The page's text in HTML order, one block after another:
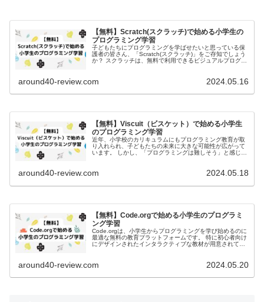
【無料】Scratch(スクラッチ)で始める小学生の
プログラミング学習
子どもたちにプログラミングを学ばせたいと思っている保
護者の皆さん、「Scratch(スクラッチ)」をご存知でしょう
か？ スクラッチは、無料で利用できるビジュアルプログラ
around40-review.com 2024.05.16
【無料】Viscuit（ビスケット）で始める小学生
のプログラミング学習
近年、小学校のカリキュラムにもプログラミング教育が取
り入れられ、子どもたちの未来に大きな可能性が広がって
います。 しかし、「プログラミングは難しそう」と感じる
around40-review.com 2024.05.18
【無料】Code.orgで始める小学生のプログラミ
ング学習
Code.orgは、小学生からプログラミングを学び始めるのに
最適な無料の教育プラットフォームです。 特に初心者向け
にデザインされたインタラクティブな教材が用意されてお
around40-review.com 2024.05.20